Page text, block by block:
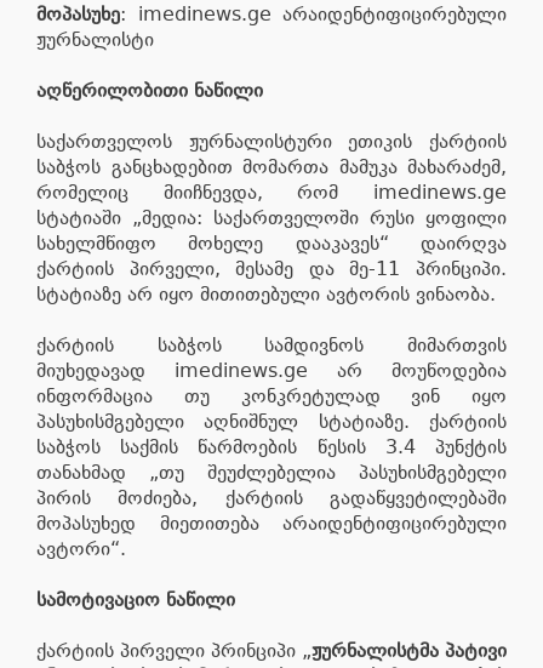
მოპასუხე: imedinews.ge არაიდენტიფიცირებული
ჟურნალისტი
აღწერილობითი ნაწილი
საქართველოს ჟურნალისტური ეთიკის ქარტიის
საბჭოს განცხადებით მომართა მამუკა მახარაძემ,
რომელიც მიიჩნევდა, რომ imedinews.ge
სტატიაში „მედია: საქართველოში რუსი ყოფილი
სახელმწიფო მოხელე დააკავეს“ დაირღვა
ქარტიის პირველი, მესამე და მე-11 პრინციპი.
სტატიაზე არ იყო მითითებული ავტორის ვინაობა.
ქარტიის საბჭოს სამდივნოს მიმართვის
მიუხედავად imedinews.ge არ მოუწოდებია
ინფორმაცია თუ კონკრეტულად ვინ იყო
პასუხისმგებელი აღნიშნულ სტატიაზე. ქარტიის
საბჭოს საქმის წარმოების წესის 3.4 პუნქტის
თანახმად „თუ შეუძლებელია პასუხისმგებელი
პირის მოძიება, ქარტიის გადაწყვეტილებაში
მოპასუხედ მიეთითება არაიდენტიფიცირებული
ავტორი“.
სამოტივაციო ნაწილი
ქარტიის პირველი პრინციპი „ჟურნალისტმა პატივი